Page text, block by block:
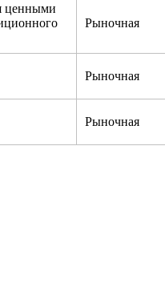
ценными
Рыночная
Рыночная
Рыночная